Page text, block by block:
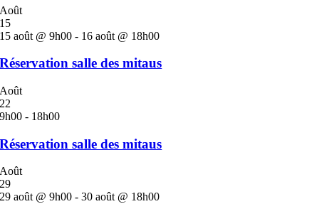
Août
15
15 août @ 9h00 - 16 août @ 18h00
Réservation salle des mitaus
Août
22
9h00 - 18h00
Réservation salle des mitaus
Août
29
29 août @ 9h00 -30 août @ 18h00